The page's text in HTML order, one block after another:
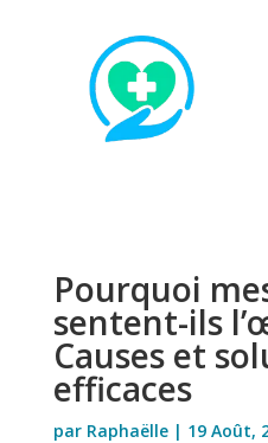
Pourquoi
sentent-ils
Causes et
efficaces
par Raphaëlle| 19 Août,